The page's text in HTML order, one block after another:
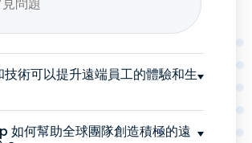
技術可以提升遠端員工的體驗和生
何幫助全球團隊創造積極的遠